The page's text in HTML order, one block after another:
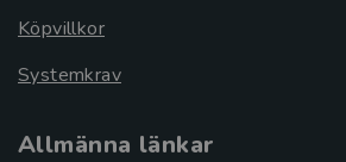
Köpvillkor
Systemkrav
Allmänna länkar